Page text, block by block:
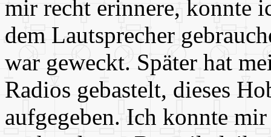
mir recht erinnere, konnte
dem Lautsprecher
war geweckt. Später hat
Radios gebastelt, dieses
aufgegeben. Ich konnte